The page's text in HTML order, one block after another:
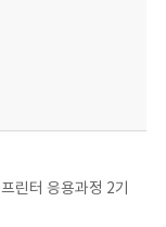
린터 응용과정 2기